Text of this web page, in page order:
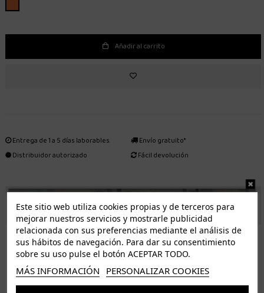
Añadir al carrito
Entrega de 1 a 5 días laborables.
Distribuidor autorizado
Envío gratuito*
Fácil devolución
ENVÍO GRATUITO *
ISLAS CANARIAS
Tenerife 3.50€. Gratis a partir de 50€
Resto de islas 5€. Gratis a partir de 50€
Este sitio web utiliza cookies propias y de terceros para
mejorar nuestros servicios y mostrarle publicidad
relacionada con sus preferencias mediante el análisis de
sus hábitos de navegación. Para dar su consentimiento
sobre su uso pulse el botón ACEPTAR TODO.
MÁS INFORMACIÓN PERSONALIZAR COOKIES